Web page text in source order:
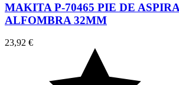
MAKITA P-70465 PIE DE
ALFOMBRA 32MM
23,92 €